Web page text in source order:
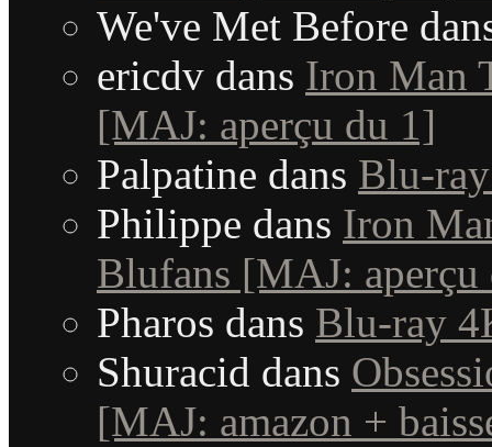
We've Met Before
ericdv dans Iron Man
[MAJ: aperçu du 1]
Palpatine dans Blu-
Philippe dans Iron
Blufans [MAJ: aperçu
Pharos dans Blu-ray
Shuracid dans
[MAJ: amazon +